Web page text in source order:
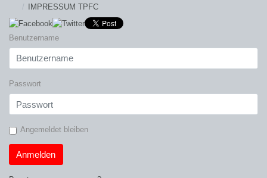
IMPRESSUM TPFC
Benutzername
Passwort
Angemeldet bleiben
Anmelden